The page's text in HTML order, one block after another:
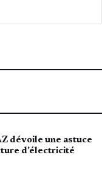
dévoile une astuce
d’électricité